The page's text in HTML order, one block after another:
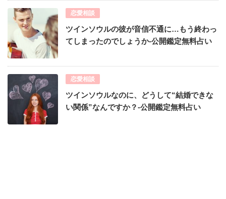
恋愛相談
ツインソウルの彼が音信不通に…もう終わっ
てしまったのでしょうか-公開鑑定無料占い
恋愛相談
ツインソウルなのに、どうして“結婚できな
い関係”なんですか？-公開鑑定無料占い